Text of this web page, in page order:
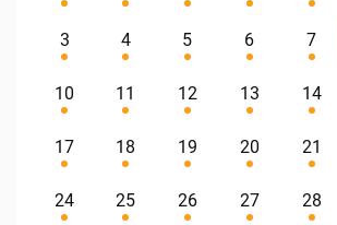
3 4 5 6 7
10 11 12 13 14
17 18 19 20 21
24 25 26 27 28